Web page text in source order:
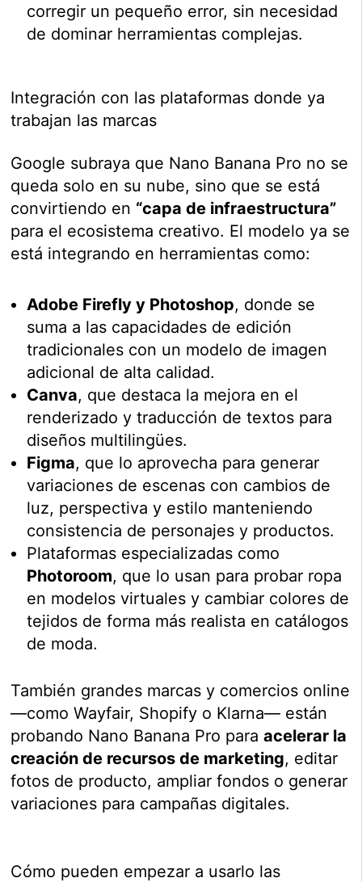
corregir un pequeño error, sin necesidad
de dominar herramientas complejas.
Integración con las plataformas donde ya
trabajan las marcas
Google subraya que Nano Banana Pro no se
queda solo en su nube, sino que se está
convirtiendo en “capa de infraestructura”
para el ecosistema creativo. El modelo ya se
está integrando en herramientas como:
Adobe Firefly y Photoshop, donde se
suma a las capacidades de edición
tradicionales con un modelo de imagen
adicional de alta calidad.
Canva, que destaca la mejora en el
renderizado y traducción de textos para
diseños multilingües.
Figma, que lo aprovecha para generar
variaciones de escenas con cambios de
luz, perspectiva y estilo manteniendo
consistencia de personajes y productos.
Plataformas especializadas como
Photoroom, que lo usan para probar ropa
en modelos virtuales y cambiar colores de
tejidos de forma más realista en catálogos
de moda.
También grandes marcas y comercios online
—como Wayfair, Shopify o Klarna— están
probando Nano Banana Pro paraacelerar la
creación de recursos de marketing, editar
fotos de producto, ampliar fondos o generar
variaciones para campañas digitales.
Cómo pueden empezar a usarlo las